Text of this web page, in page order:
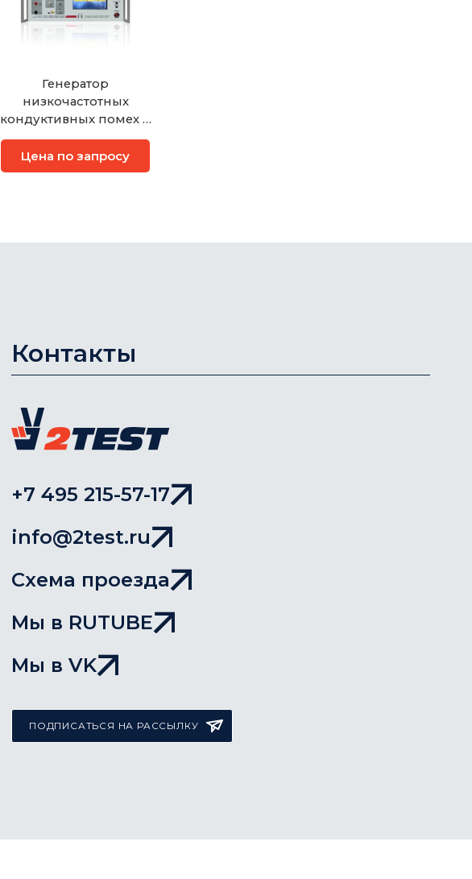
Генератор
низкочастотных
кондуктивных помех и
помех
дифференциального
вида ИГКП
Цена по запросу
Контакты
+7 495 215-57-17
info@2test.ru
Схема проезда
Мы в RUTUBE
Мы в VK
ПОДПИСАТЬСЯ НА РАССЫЛКУ